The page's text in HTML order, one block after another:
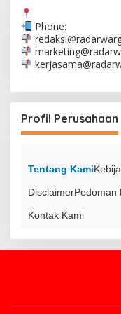
Phone:
Profil Perusahaan
Tentang Kami
DisclaimerPedoman
Kontak Kami